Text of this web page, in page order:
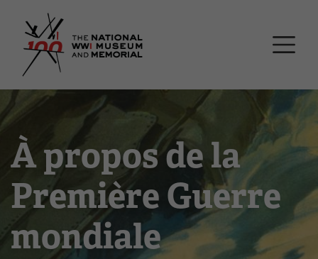
À propos de la
Première Guerre
mondiale